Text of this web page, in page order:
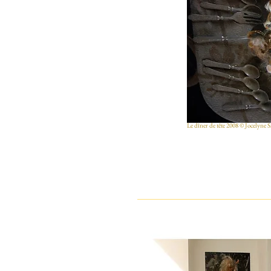
Le dîner de tête 2008 © Jocelyne